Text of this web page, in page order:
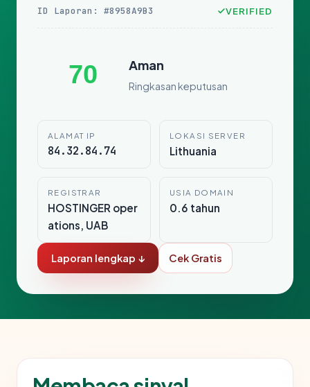
ID Laporan: #8958A9B3 VERIFIED
70 Aman
Ringkasan keputusan
ALAMAT IP
84.32.84.74
LOKASI SERVER
Lithuania
REGISTRAR
HOSTINGER oper
ations, UAB
USIA DOMAIN
0.6 tahun
Laporan lengkap ↓ Cek Gratis